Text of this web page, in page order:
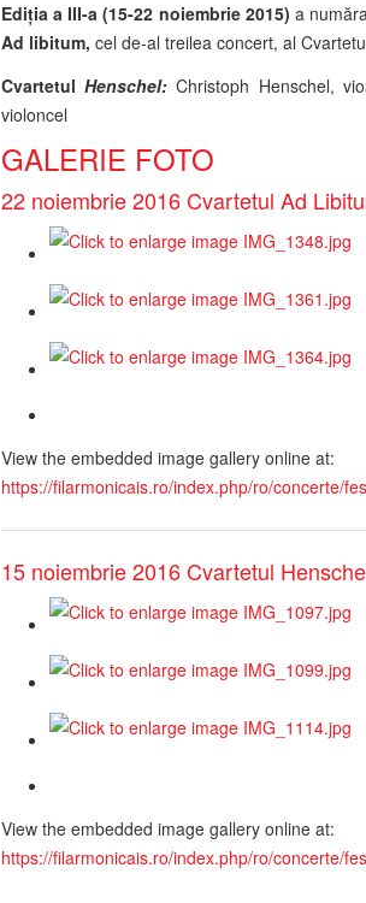
Ediția a III-a (15-22 noiembrie 2015) a
Ad libitum, cel de-al treilea concert, al
CvartetulHenschel:Christoph Henschel,
violoncel
GALERIE FOTO
22 noiembrie 2016 Cvartetul Ad
View the embedded image gallery online at:
https://filarmonicais.ro/index.php/ro/concerte/
15 noiembrie 2016 Cvartetul
View the embedded image gallery online at:
https://filarmonicais.ro/index.php/ro/concerte/